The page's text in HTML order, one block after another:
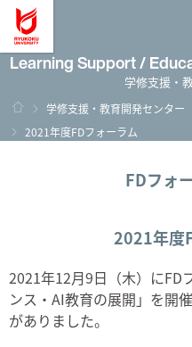
Learning Support /
学修支援・
ホーム
学修支援・教育開発センター
2021年度FDフォーラム
FDフォ
2021年度
2021年12月9日（木）にFD
ンス・AI教育の展開」を開
がありました。